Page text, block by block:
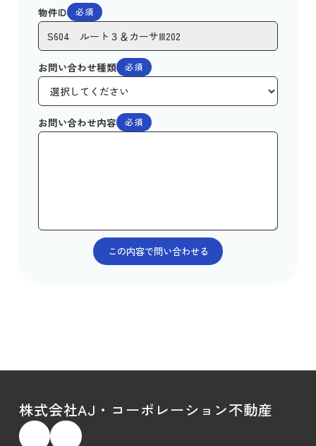
物件ID 必須
お問い合わせ種類 必須
お問い合わせ内容 必須
株式会社AJ・コーポレーション不動産